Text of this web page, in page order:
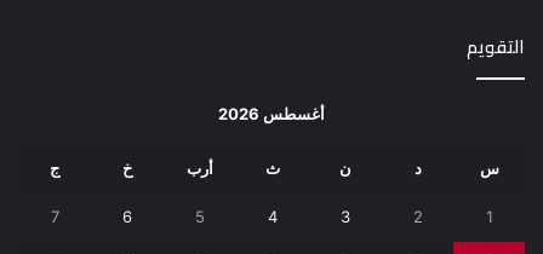
التقويم
أغسطس 2026
س د ن ث أرب خ ج
1
2
3
4
5
6
7